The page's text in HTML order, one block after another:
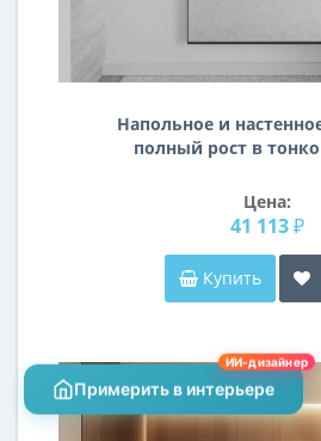
Напольное и
полный рост в
металлической
Цена:
41 113 ₽
Купить
Примерить в интерьере
ИИ-дизайнер